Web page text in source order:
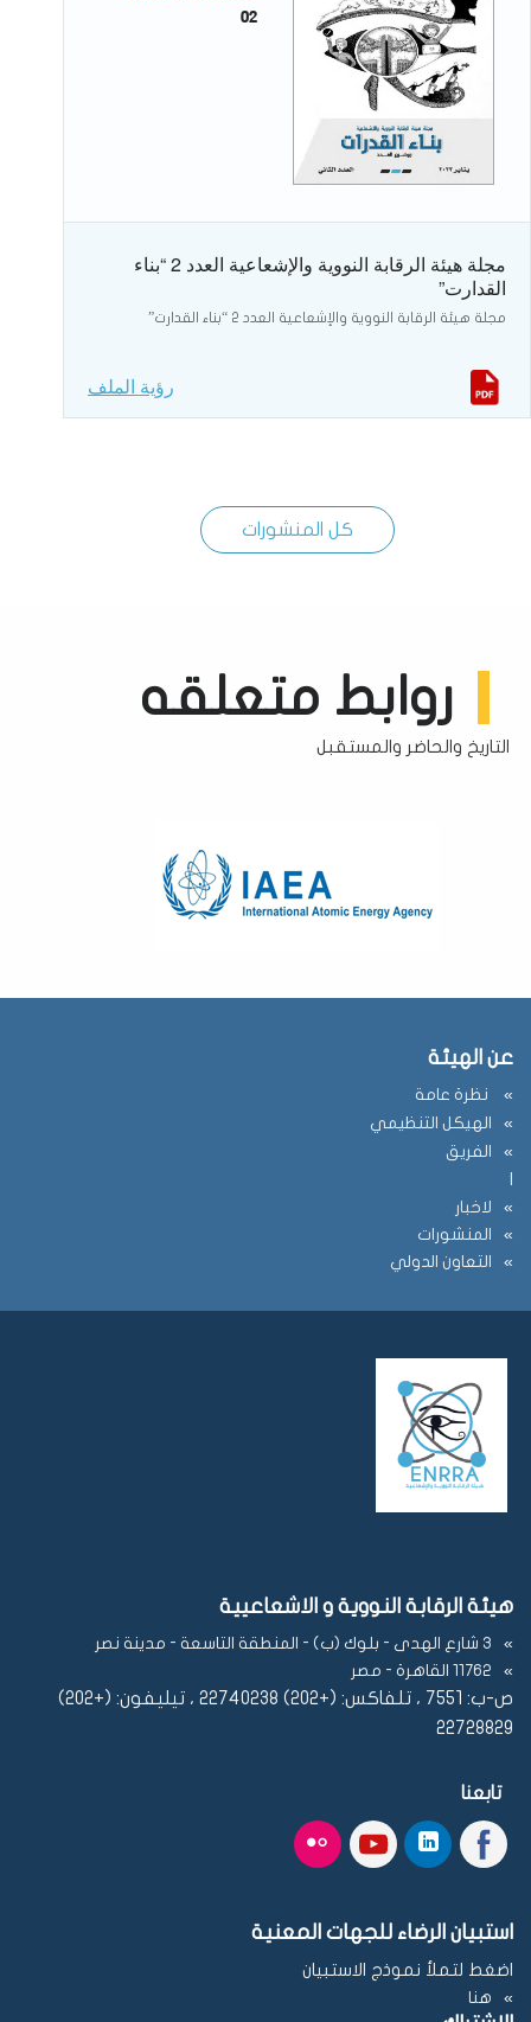
02
مجلة هيئة الرقابة النووية والإشعاعية العدد 2 “بناء
القدارت”
مجلة هيئة الرقابة النووية والإشعاعية العدد 2 “بناء القدارت”
رؤية الملف
كل المنشورات
روابط متعلقه
التاريخ والحاضر والمستقبل
عن الهيئة
نظرة عامة
الهيكل التنظيمي
الفريق
لاخبار
المنشورات
التعاون الدولي
هيئة الرقابة النووية و الاشعاعيية
3 شارع الهدى - بلوك (ب) - المنطقة التاسعة - مدينة نصر
11762 القاهرة - مصر
ص-ب: 7551 ، تلفاكس: (+202) 22740238 ، تيليفون: (+202)
22728829
تابعنا
استبيان الرضاء للجهات المعنية
اضغط لتملأ نموذج الاستبيان
هنا